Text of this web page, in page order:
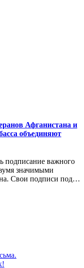
Афганистана и
объединяют
подписание важного
значимыми
Свои подписи под…